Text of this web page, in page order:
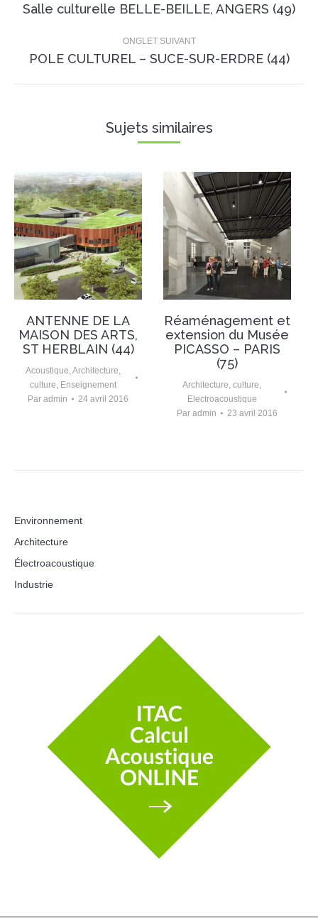
commentaire
Onglet
Salle culturelle BELLE-BEILLE, ANGERS (49)
ONGLET SUIVANT
Projets
POLE CULTUREL – SUCE-SUR-ERDRE (44)
Sujets similaires
ANTENNE DE LA
MAISON DES ARTS,
ST HERBLAIN (44)
Acoustique,Architecture,
culture, Enseignement
Par admin 24 avril 2016
Réaménagement et
extension du Musée
PICASSO – PARIS
(75)
Architecture, culture,
Electroacoustique
Par admin 23 avril 2016
Environnement
Architecture
Électroacoustique
Industrie